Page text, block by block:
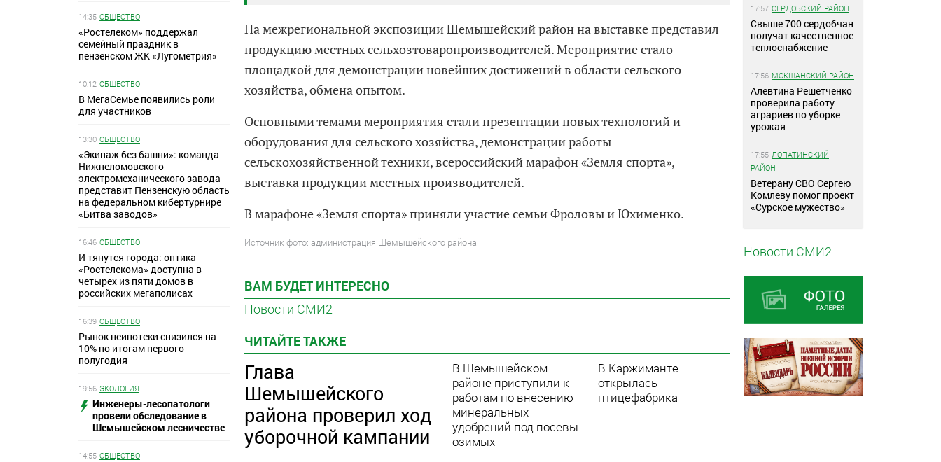
14:35 ОБЩЕСТВО
«Ростелеком» поддержал
семейный праздник в
пензенском ЖК «Лугометрия»
10:12 ОБЩЕСТВО
В МегаСемье появились роли
для участников
13:30 ОБЩЕСТВО
«Экипаж без башни»: команда
Нижнеломовского
электромеханического завода
представит Пензенскую область
на федеральном кибертурнире
«Битва заводов»
16:46 ОБЩЕСТВО
И тянутся города: оптика
«Ростелекома» доступна в
четырех из пяти домов в
российских мегаполисах
16:39 ОБЩЕСТВО
Рынок неипотеки снизился на
10% по итогам первого
полугодия
19:56 ЭКОЛОГИЯ
Инженеры-лесопатологи
провели обследование в
Шемышейском лесничестве
14:55 ОБЩЕСТВО
На межрегиональной экспозиции Шемышейский район на выставке представил
продукцию местных сельхозтоваропроизводителей. Мероприятие стало
площадкой для демонстрации новейших достижений в области сельского
хозяйства, обмена опытом.
Основными темами мероприятия стали презентации новых технологий и
оборудования для сельского хозяйства, демонстрации работы
сельскохозяйственной техники, всероссийский марафон «Земля спорта»,
выставка продукции местных производителей.
В марафоне «Земля спорта» приняли участие семьи Фроловы и Юхименко.
Источник фото: администрация Шемышейского района
ВАМ БУДЕТ ИНТЕРЕСНО
Новости СМИ2
ЧИТАЙТЕ ТАКЖЕ
Глава
Шемышейского
района проверил ход
уборочной кампании
В Шемышейском
районе приступили к
работам по внесению
минеральных
удобрений под посевы
озимых
В Каржиманте
открылась
птицефабрика
17:57 СЕРДОБСКИЙ РАЙОН
Свыше 700 сердобчан
получат качественное
теплоснабжение
17:56 МОКШАНСКИЙ РАЙОН
Алевтина Решетченко
проверила работу
аграриев по уборке
урожая
17:55 ЛОПАТИНСКИЙ
РАЙОН
Ветерану СВО Сергею
Комлеву помог проект
«Сурское мужество»
Новости СМИ2